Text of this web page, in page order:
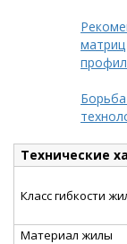
Технические
Класс гибкости
Материал жилы